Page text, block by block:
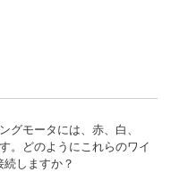
グモータには、赤、白、
。どのようにこれらのワイ
しますか？